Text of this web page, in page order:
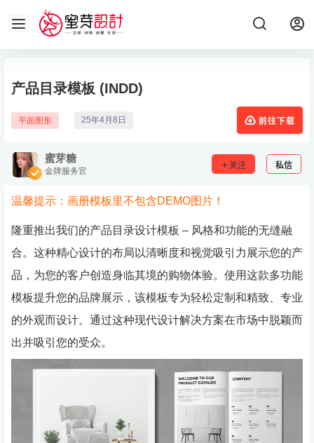
产品目录模板 (INDD)
平面图形 25年4月8日 前往下载
蜜芽糖
金牌服务官
关注 私信
温馨提示：画册模板里不包含DEMO图片！
隆重推出我们的产品目录设计模板 – 风格和功能的无缝融
合。这种精心设计的布局以清晰度和视觉吸引力展示您的产
品，为您的客户创造身临其境的购物体验。使用这款多功能
模板提升您的品牌展示，该模板专为轻松定制和精致、专业
的外观而设计。通过这种现代设计解决方案在市场中脱颖而
出并吸引您的受众。